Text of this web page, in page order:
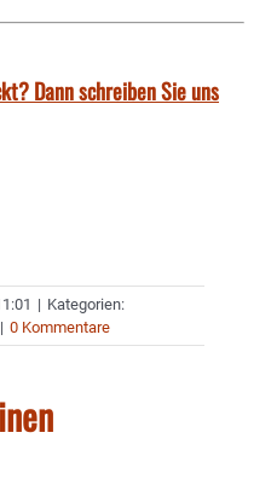
Dann schreiben Sie uns
| Kategorien:
| 0 Kommentare